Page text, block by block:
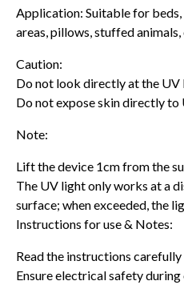
Application: Suitable for
areas, pillows, stuffed animals,
Caution:
Do not look directly at the UV
Do not expose skin directly to
Note:
Lift the device 1cm from the
The UV light only works at a
surface; when exceeded, the
Instructions for use & Notes:
Read the instructions carefully
Ensure electrical safety during